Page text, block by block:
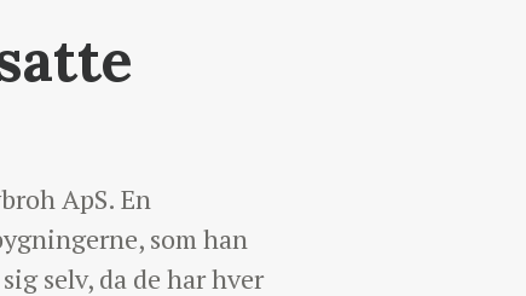
ApS. En
som han
selv, da de har hver